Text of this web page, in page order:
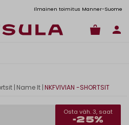
Ilmainen toimitus Manner-Suomeen yli
| Name It |NKFVIVIAN -SHORTSIT
Osta väh. 3, saat
-25%